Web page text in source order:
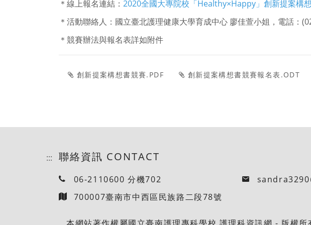
＊線上報名連結： 2020全國大專院校「Healthy×Happy」創新提案構
＊活動聯絡人：國立臺北護理健康大學育成中心 廖佳萱小姐，電話：
＊競賽辦法與報名表詳如附件
創新提案構想書競賽.PDF 創新提案構想書競賽報名表.ODT
::: 聯絡資訊 CONTACT
06-2110600 分機702
700007臺南市中西區民族路二段78號